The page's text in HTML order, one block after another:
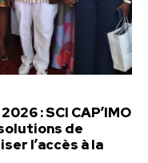
: SCI CAP’IMO
de
l’accès à la